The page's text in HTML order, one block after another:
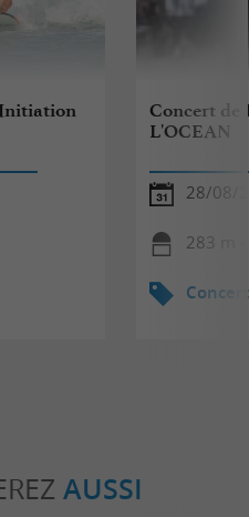
Concert de
L'OCEAN
28/08/
283 m
AUSSI